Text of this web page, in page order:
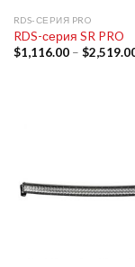
RDS-СЕРИЯ PRO
RDS-серия SR PRO
$1,116.00– $